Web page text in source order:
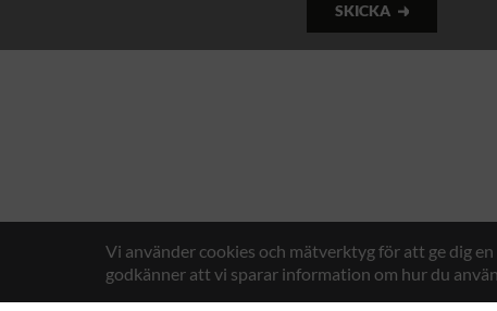
SKICKA
Vi använder cookies och mätverktyg för att ge dig
godkänner att vi sparar information om hur du